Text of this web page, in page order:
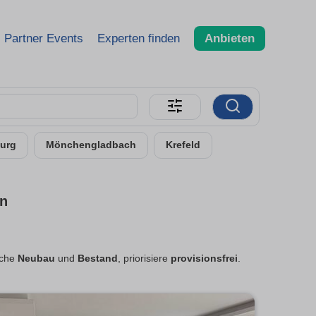
Partner Events Experten finden Anbieten
Mönchengladbach Krefeld
Neubau und Bestand , priorisiere provisionsfrei.